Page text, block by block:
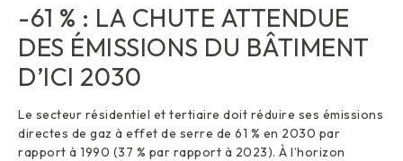
-61 % : LA CHUTE ATTENDUE
DES ÉMISSIONS DU BÂTIMENT
D’ICI 2030
Le secteur résidentiel et tertiaire doit réduire ses émissions
directes de gaz à effet de serre de 61 % en 2030 par
rapport à 1990 (37 % par rapport à 2023). À l’horizon